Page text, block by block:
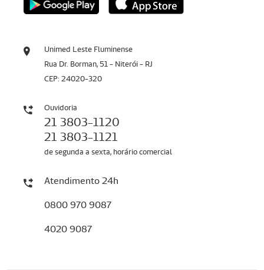
Unimed Leste Fluminense
Rua Dr. Borman, 51 - Niterói - RJ
CEP: 24020-320
Ouvidoria
21 3803-1120
21 3803-1121
de segunda a sexta, horário comercial
Atendimento 24h
0800 970 9087
4020 9087